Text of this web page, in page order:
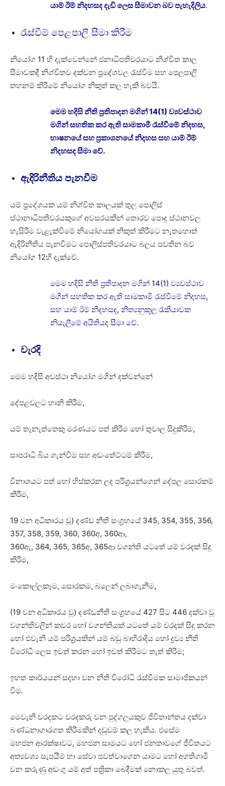
යාම් ඊම් නිදහසද දැඩි ලෙස සීමාවන බව පැහැදිලිය.
රැස්වීම් පෙළපාලි සීමා කිරීම
නියෝග 11 හි දැක්වෙන්නේ ජනාධිපතිවරයාට නිශ්චිත කාල
සීමාවකදී නිශ්චිතව දක්වන ප්‍රදේශවල රැස්වීම සහ පෙලපාලි
තහනම් කිරීමේ නියෝග නිකුත් කල හැකි බවයි.
මෙම හදිසි නීති ප්‍රතිපාදන මගින් 14(1) ව්‍යවස්ථාව
මගින් සහතික කර ඇති සාමකාමී රැස්වීමේ නිදහස,
භාෂනයේ සහ ප්‍රකාශනයේ නිදහස සහ යාම් ඊම්
නිදහසද සීමා වේ.
ඇදිරිනීතිය පැනවීම
යම් ප්‍රදේශයක යම් නිශ්චිත කාලයක් තුල පොලිස්
ස්ථානාධිපතිවරයකුගේ අවසරයකින් තොරව පොදු ස්ථානවල
හැසිරීම වැළැක්වීමේ නියෝගයක් නිකුත් කිරීමට නැතහොත්
ඇදිරිනීතිය පැනවීමට පොලිස්පතිවරයාට බලය පවතින බව
නියෝග 12හි දැක්වේ.
මෙම හදිසි නීති ප්‍රතිපාදන මගින් 14(1) ව්‍යවස්ථාව
මගින් සහතික කර ඇති සාමකාමී රැස්වීමේ නිදහස,
සහ යාම් ඊම් නිදහසද, නීත්‍යනුකූල රැකියාවක
නියැලීමේ අයිතියද සීමා වේ.
වැරදි
මෙම හදිසි අවස්ථා නියෝග මගින් දක්වන්නේ
දේපළවලට හානි කිරීම,
යම් තැනැත්තෙකු මරණයට පත් කිරීම හෝ තුවාල සිදුකිරීම,
සාපරාධි බිය ගැන්වීම සහ අඩංතේට්ටම් කිරීම,
විනාශයට පත් හෝ හිස්කරන ලද පරිශ්‍රයන්ගෙන් දේපල සොරකම්
කිරීම,
19 වන අධිකාරය වූ) දණ්ඩ නීති සංග්‍රහයේ 345, 354, 355, 356,
357, 358, 359, 360, 360අ, 360ආ,
360ඇ, 364, 365, 365අ, 365ආ වගන්ති යටතේ යම් වරදක් සිදු
කිරීම,
මංකොල්ලකෑම, සොරකම, බලෙන් ලබාගැනීම,
(19 වන අධිකාරය වූ) දණ්ඩනීති සංග්‍රහයේ 427 සිට 446 දක්වා වූ
වගන්තිවලින් කවර හෝ වගන්තියක් යටතේ යම් වරදක් සිදු කරන
හෝ එවැනි යම් පරිශ්‍රයකින් යම් බඩු බාහිරාදිය හෝ ද්‍රව්‍ය නීති
විරෝධී ලෙස ඉවත් කරන හෝ ඉවත් කිරීමට තැත් කිරීම;
ඉහත කාර්යයන් සදහා වන නීති විරෝධි රැස්වීමක සාමාජිකයන්
වීම.
මෙවැනි වරදකට වරදකරු වන පුද්ගලයකුව ජීවිතාන්තය දක්වා
බණ්ධනාගාරගත කිරීමකින් දඩුවම් කල හැකිය. එසේම
මහජන ආරක්ෂාවට, මහජන සාමයට හෝ ජනතාවගේ ජීවිතයට
අත්‍යවශ්‍ය සැපයීම් හා සේවා පවත්වාගෙන යාමට හෝ අගතිගාමී
වන කරුණු අඩංගු යම් අත් පත්‍රිකා බෙදීමක් නොකල යුතු බවත්.